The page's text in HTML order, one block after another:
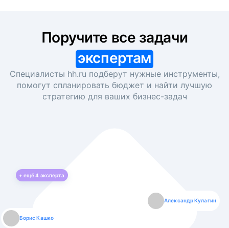
экспертам
Специалисты hh.ru подберут нужные инструменты,
помогут спланировать бюджет и найти лучшую
стратегию для ваших бизнес-задач
+ ещё4 эксперта
Борис Кашко
Александр Кулагин
Юлия Изоитко
Даниил Макаров
Александр Кулагин
Екатерина Лазаренко
Даниил Макаров
Борис Кашко
Екатерина Лазаренко
Юлия Изоитко